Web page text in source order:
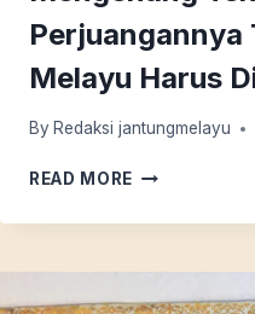
Perjuangannya
Melayu Harus
By Redaksi jantungmelayu
READ MORE MENGENANG
EFFENDY,
TERHADAP
BUDAYA